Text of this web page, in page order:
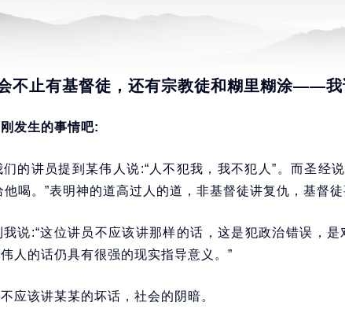
不止有基督徒，还有宗教徒和糊里糊涂——我
发生的事情吧:
的讲员提到某伟人说:“人不犯我，我不犯人”。而圣经
喝。”表明神的道高过人的道，非基督徒讲复仇，基督徒
说:“这位讲员不应该讲那样的话，这是犯政治错误，是
人的话仍具有很强的现实指导意义。”
应该讲某某的坏话，社会的阴暗。